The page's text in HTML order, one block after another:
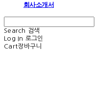
회사소개서
Search
검색
Log In 로그인
Cart장바구니